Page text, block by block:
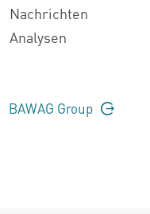
Nachrichten
Analysen
BAWAG Group